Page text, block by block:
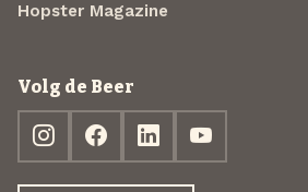
Hopster Magazine
Volg de Beer